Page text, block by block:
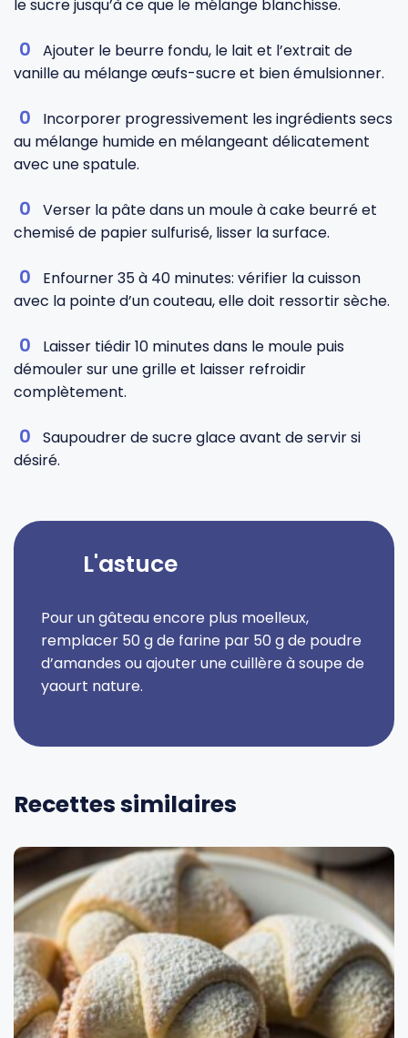
le sucre jusqu’à ce que le mélange blanchisse.
Ajouter le beurre fondu, le lait et l’extrait de
vanille au mélange œufs-sucre et bien émulsionner.
Incorporer progressivement les ingrédients secs
au mélange humide en mélangeant délicatement
avec une spatule.
Verser la pâte dans un moule à cake beurré et
chemisé de papier sulfurisé, lisser la surface.
Enfourner 35 à 40 minutes: vérifier la cuisson
avec la pointe d’un couteau, elle doit ressortir sèche.
Laisser tiédir 10 minutes dans le moule puis
démouler sur une grille et laisser refroidir
complètement.
Saupoudrer de sucre glace avant de servir si
désiré.
L'astuce
Pour un gâteau encore plus moelleux,
remplacer 50 g de farine par 50 g de poudre
d’amandes ou ajouter une cuillère à soupe de
yaourt nature.
Recettes similaires